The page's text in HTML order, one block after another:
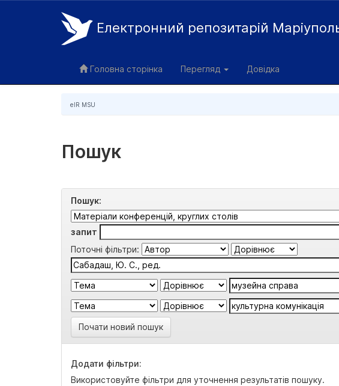
Електронний репозитарій
Головна сторінка Перегляд Довідка
eIR MSU
Пошук
Пошук:
запит
Поточні фільтри:
Почати новий пошук
Додати фільтри:
Використовуйте фільтри для уточнення результатів пошуку.